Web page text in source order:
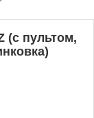
(с пультом,